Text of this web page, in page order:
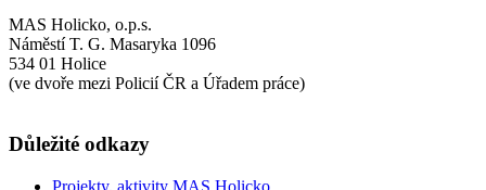
MAS Holicko, o.p.s.
Náměstí T. G. Masaryka 1096
534 01 Holice
(ve dvoře mezi Policií ČR a Úřadem práce)
Důležité odkazy